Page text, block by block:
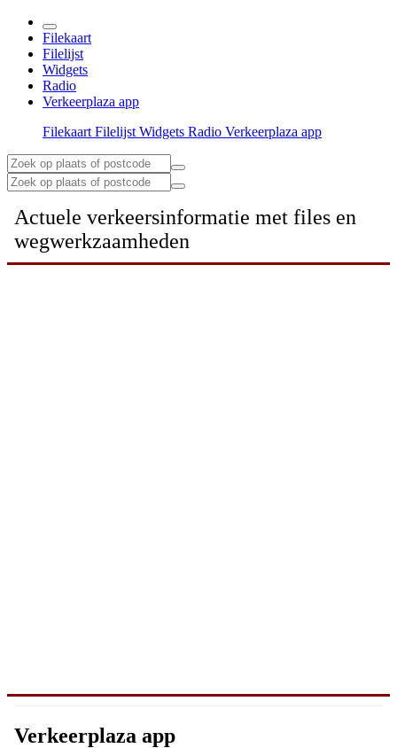
Filekaart
Filelijst
Widgets
Radio
Verkeerplaza app
Filekaart Filelijst Widgets Radio Verkeerplaza app
Actuele verkeersinformatie met files en
wegwerkzaamheden
Verkeerplaza app